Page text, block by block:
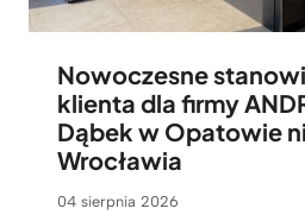
Nowoczesne
klienta dla firmy
Dąbek w Opatowie
Wrocławia
04 sierpnia 2026